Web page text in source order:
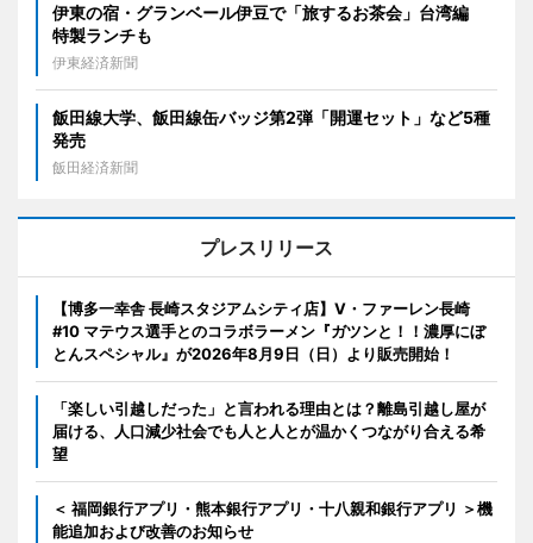
伊東の宿・グランベール伊豆で「旅するお茶会」台湾編
特製ランチも
伊東経済新聞
飯田線大学、飯田線缶バッジ第2弾「開運セット」など5種
発売
飯田経済新聞
プレスリリース
【博多一幸舎 長崎スタジアムシティ店】V・ファーレン長崎
#10 マテウス選手とのコラボラーメン『ガツンと！！濃厚にぼ
とんスペシャル』が2026年8月9日（日）より販売開始！
「楽しい引越しだった」と言われる理由とは？離島引越し屋が
届ける、人口減少社会でも人と人とが温かくつながり合える希
望
＜ 福岡銀行アプリ・熊本銀行アプリ・十八親和銀行アプリ ＞機
能追加および改善のお知らせ